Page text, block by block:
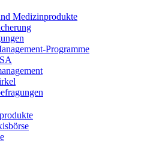
Medizinprodukte
Programme